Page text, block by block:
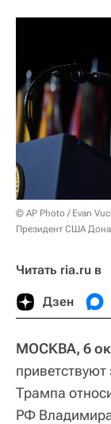
© AP Photo / Evan
Президент США
Читать ria.ru в
Дзен
МОСКВА, 6
Трампа
РФ